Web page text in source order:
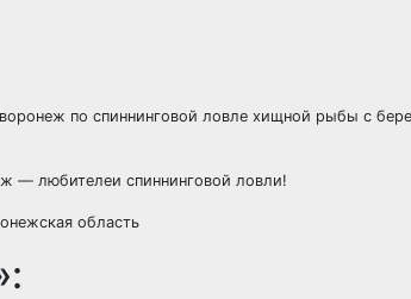
по спиннинговой ловле хищной рыбы с
— любителеи спиннинговой ловли!
область